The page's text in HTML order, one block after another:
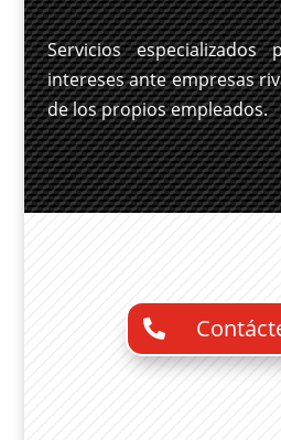
Servicios
intereses ante empresas
de los propios empleados.